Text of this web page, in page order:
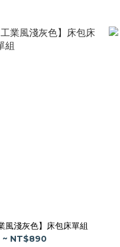
風淺灰色】床包床單組
~ NT$890